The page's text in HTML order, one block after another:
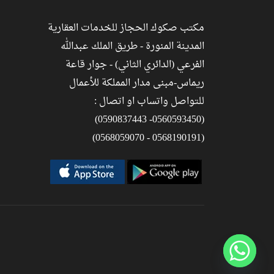
مكتب صكوك الحجاز للخدمات العقارية
المدينة المنورة - طريق الملك عبدالله
الفرعي (الدائري الثاني) - جوار قاعة
ريماس-مبنى مدار المملكة للأعمال
للتواصل واتساب او اتصال :
(0560593450- 0590837443)
(0568190191 - 0568059070)